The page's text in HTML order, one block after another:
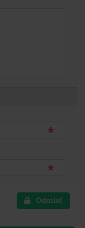
Odoslať